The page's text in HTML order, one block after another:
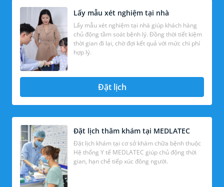
Lấy mẫu xét nghiệm tại nhà
Lấy mẫu xét nghiệm tại nhà giúp khách hàng
chủ động tầm soát bệnh lý. Đồng thời tiết kiệm
thời gian đi lại, chờ đợi kết quả với mức chi phí
hợp lý.
Đặt lịch
Đặt lịch thăm khám tại MEDLATEC
Đặt lịch khám tại cơ sở khám chữa bệnh thuộc
Hệ thống Y tế MEDLATEC giúp chủ động thời
gian, hạn chế tiếp xúc đông người.